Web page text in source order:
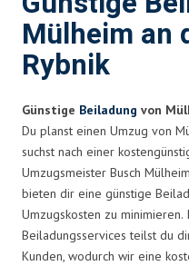
Mülheim an
Rybnik
Günstige Beiladung von
Du planst einen Umzug von
suchst nach einer
Umzugsmeister Busch
bieten dir eine günstige
Umzugskosten zu minimieren.
Beiladungsservices teilst du
Kunden, wodurch wir eine